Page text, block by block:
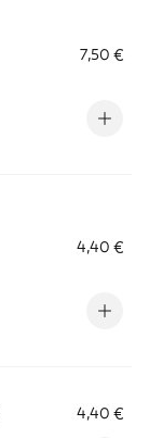
7,50 €
4,40 €
4,40 €